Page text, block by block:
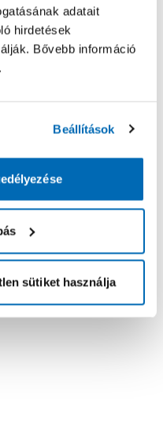
adatait
hirdetések
Bővebb információ
Beállítások
sütiket használja